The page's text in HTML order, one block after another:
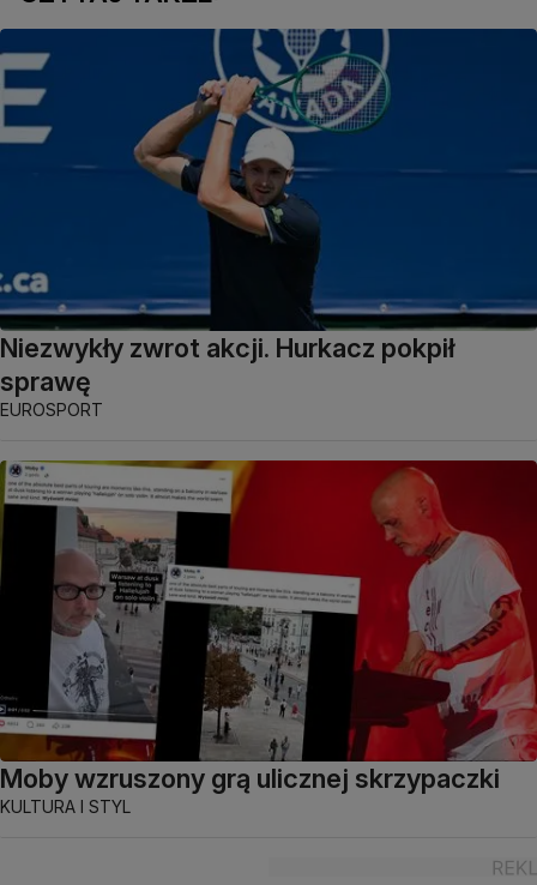
Niezwykły zwrot akcji. Hurkacz pokpił
sprawę
EUROSPORT
Moby wzruszony grą ulicznej skrzypaczki
KULTURA I STYL